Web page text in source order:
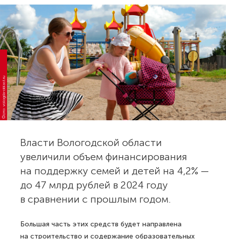
Фото: vologda-oblast.ru
Власти Вологодской области
увеличили объем финансирования
на поддержку семей и детей на 4,2% —
до 47 млрд рублей в 2024 году
в сравнении с прошлым годом.
Большая часть этих средств будет направлена
на строительство и содержание образовательных